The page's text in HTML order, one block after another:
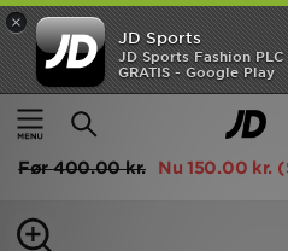
×
JD Sports
JD Sports Fashion PLC
GRATIS - Google Play
Hjem
Damer Dametøj Shorts
Jordan Brooklyn French Terry
Før400.00 kr. Nu 150.00 kr.
Hjem
Udsalg